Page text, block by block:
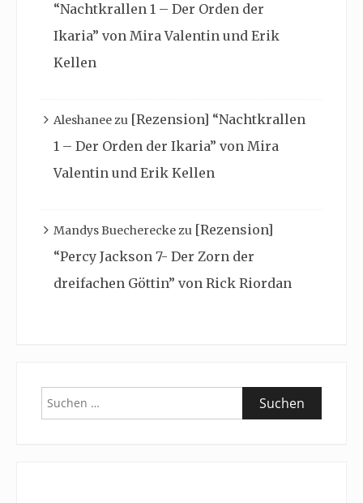
“Nachtkrallen 1 – Der Orden der
Ikaria” von Mira Valentin und Erik
Kellen
Aleshaneezu [Rezension] “Nachtkrallen
1 – Der Orden der Ikaria” von Mira
Valentin und Erik Kellen
Mandys Buechereckezu [Rezension]
“Percy Jackson 7- Der Zorn der
dreifachen Göttin” von Rick Riordan
Suchen
nach: